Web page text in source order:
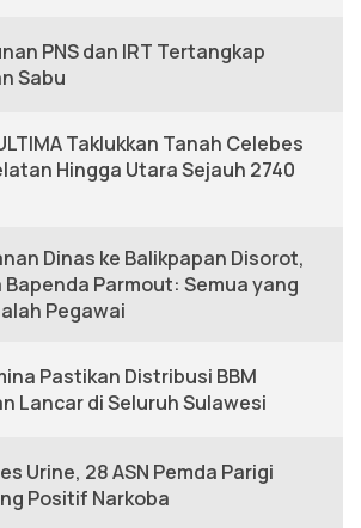
PNS dan IRT Tertangkap
Sabu
Taklukkan Tanah Celebes
Hingga Utara Sejauh 2740
Dinas ke Balikpapan Disorot,
Bapenda Parmout: Semua yang
Pegawai
Pastikan Distribusi BBM
Lancar di Seluruh Sulawesi
Urine, 28 ASN Pemda Parigi
Positif Narkoba